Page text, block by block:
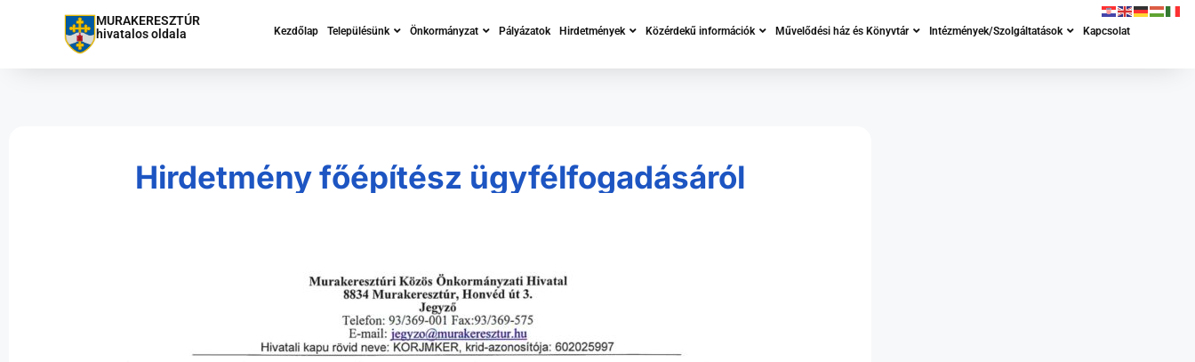
MURAKERESZTÚR
hivatalos oldala
Kezdőlap Településünk Önkormányzat Pályázatok Hirdetmények Közérdekű információk Művelődési ház és Könyvtár Intézmények/Szolgáltatások Kapcsolat
Hirdetmény főépítész ügyfélfogadásáról